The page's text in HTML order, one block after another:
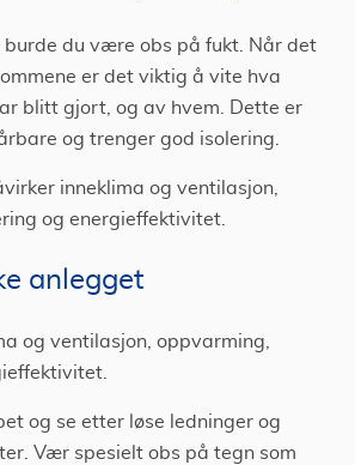
burde du være obs på fukt. Når det
er det viktig å vite hva
blitt gjort, og av hvem. Dette er
og trenger god isolering.
inneklima og ventilasjon,
og energieffektivitet.
anlegget
og ventilasjon, oppvarming,
og se etter løse ledninger og
Vær spesielt obs på tegn som